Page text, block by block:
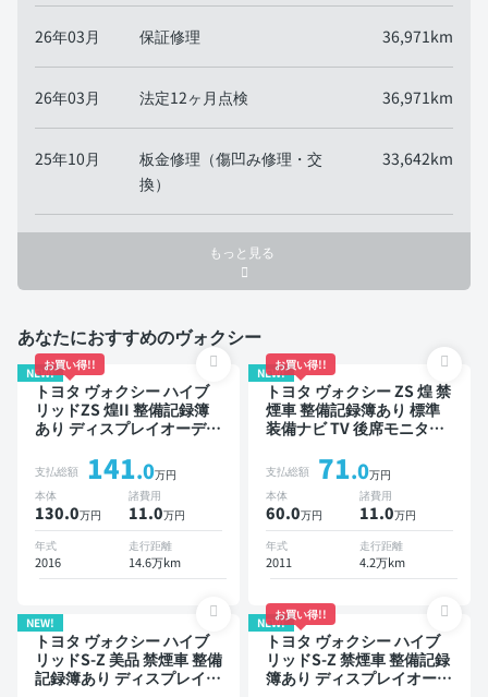
26年03月 保証修理 36,971km
26年03月 法定12ヶ月点検 36,971km
25年10月
板金修理（傷凹み修理・交
換）
33,642km
もっと見る
あなたにおすすめのヴォクシー
NEW!
お買い得!!
トヨタ ヴォクシー ハイブ
リッドZS 煌II 整備記録簿
あり ディスプレイオーディ
トキー バックモニター ド
ライブレコーダー 7人乗り
支払総額 141.0万円
本体
130.0万円
諸費用
11.0万円
年式
2016
走行距離
14.6万km
NEW!
お買い得!!
トヨタ ヴォクシー ZS 煌 禁
煙車 整備記録簿あり 標準
装備ナビ TV 後席モニター
ター 両側電動スライドドア
8人乗り
支払総額 71.0万円
本体
60.0万円
諸費用
11.0万円
年式
2011
走行距離
4.2万km
NEW!
トヨタ ヴォクシー ハイブ
リッドS-Z 美品 禁煙車 整備
記録簿あり ディスプレイオ
NEW!
お買い得!!
トヨタ ヴォクシー ハイブ
リッドS-Z 禁煙車 整備記録
簿あり ディスプレイオーデ